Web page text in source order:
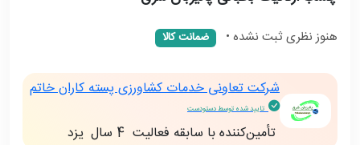
هنوز نظری ثبت نشده • ضمانت کالا
شرکت تعاونی خدمات کشاورزی پسته کاران خاتم
تایید شده توسط دستودست
تأمین‌کننده با سابقه فعالیت 4 سال يزد